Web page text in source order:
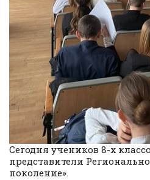
Сегодня учеников 8-х
представители
поколение».